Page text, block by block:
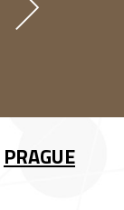
PRAGUE